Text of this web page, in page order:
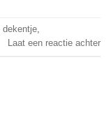
dekentje,
Laat een reactie achter